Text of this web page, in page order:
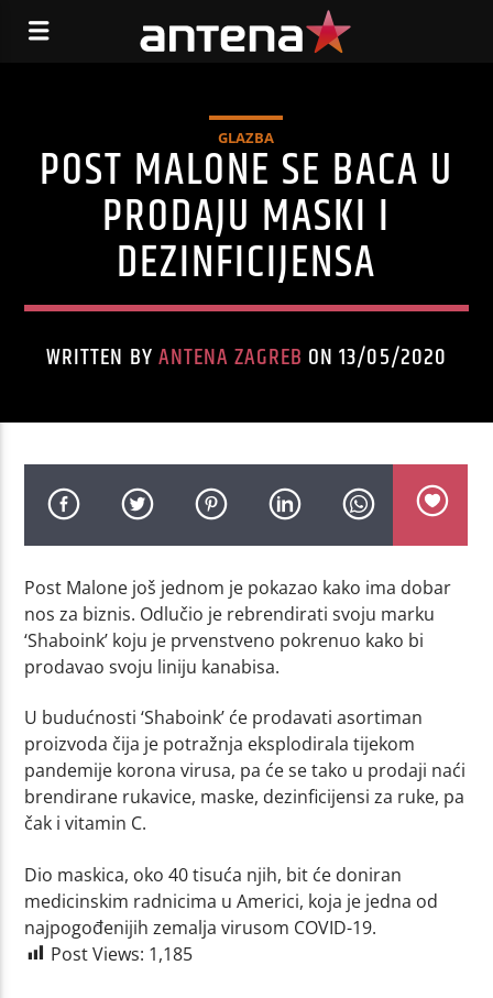
GLAZBA
POST MALONE SE BACA U
PRODAJU MASKI I
DEZINFICIJENSA
WRITTEN BYANTENA ZAGREB ON 13/05/2020
Post Malone još jednom je pokazao kako ima dobar
nos za biznis. Odlučio je rebrendirati svoju marku
‘Shaboink’ koju je prvenstveno pokrenuo kako bi
prodavao svoju liniju kanabisa.
U budućnosti ‘Shaboink’ će prodavati asortiman
proizvoda čija je potražnja eksplodirala tijekom
pandemije korona virusa, pa će se tako u prodaji naći
brendirane rukavice, maske, dezinficijensi za ruke, pa
čak i vitamin C.
Dio maskica, oko 40 tisuća njih, bit će doniran
medicinskim radnicima u Americi, koja je jedna od
najpogođenijih zemalja virusom COVID-19.
Post Views: 1,185